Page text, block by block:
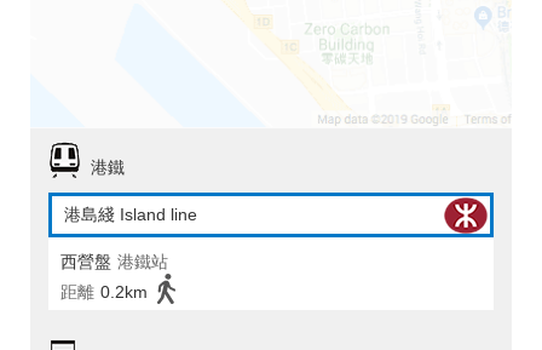
港鐵
港島綫 Island line
西營盤 港鐵站
距離 0.2km